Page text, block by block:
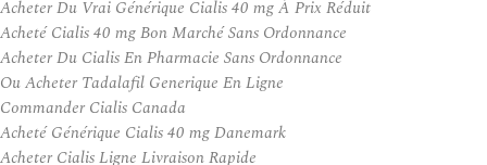
Acheter Du Vrai Générique Cialis 40 mg À Prix Réduit
Acheté Cialis 40 mg Bon Marché Sans Ordonnance
Acheter Du Cialis En Pharmacie Sans Ordonnance
Ou Acheter Tadalafil Generique En Ligne
Commander Cialis Canada
Acheté Générique Cialis 40 mg Danemark
Acheter Cialis Ligne Livraison Rapide